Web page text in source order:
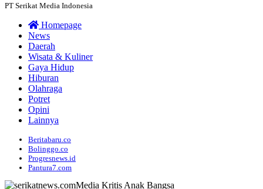
PT Serikat Media Indonesia
Homepage
News
Daerah
Wisata & Kuliner
Gaya Hidup
Hiburan
Olahraga
Potret
Opini
Lainnya
Beritabaru.co
Bolinggo.co
Progresnews.id
Pantura7.com